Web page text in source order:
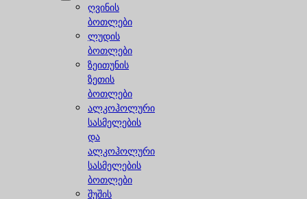
ღვინის
ბოთლები
ლუდის
ბოთლები
ზეითუნის
ზეთის
ბოთლები
ალკოჰოლური
სასმელების
და
ალკოჰოლური
სასმელების
ბოთლები
შუშის